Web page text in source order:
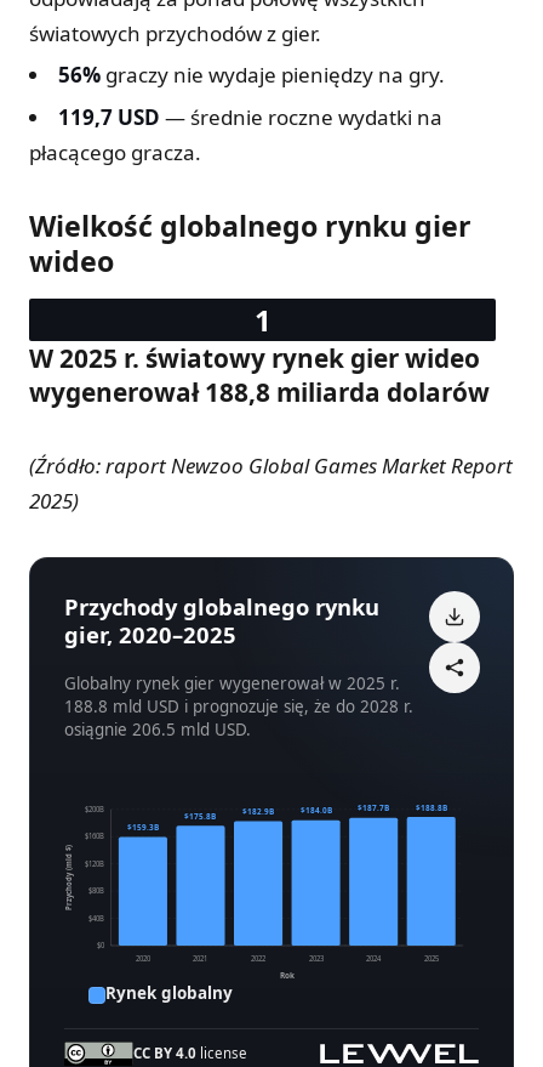
światowych przychodów z gier.
56% graczy nie wydaje pieniędzy na gry.
119,7 USD — średnie roczne wydatki na
płacącego gracza.
Wielkość globalnego rynku gier
wideo
W 2025 r. światowy rynek gier wideo
wygenerował 188,8 miliarda dolarów
(Źródło: raport Newzoo Global Games Market Report
2025)
Przychody globalnego rynku
gier, 2020–2025
Globalny rynek gier wygenerował w 2025 r.
188.8 mld USD i prognozuje się, że do 2028 r.
osiągnie 206.5 mld USD.
$0
$40B
$80B
$120B
$160B
$200B
Rok
Przychody (mld $)
2020
$159.3B
2021
$175.8B
2022
$182.9B
2023
$184.0B
2024
$187.7B
2025
$188.8B
Rynek globalny
CC BY 4.0 license